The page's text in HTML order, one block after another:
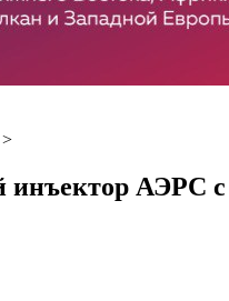
>
инъектор АЭРС